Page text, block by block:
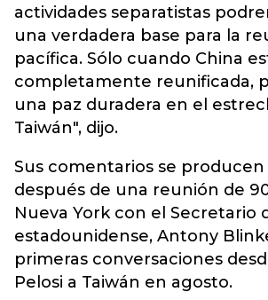
actividades separatistas
una verdadera base para la
pacífica. Sólo cuando China
completamente reunificada,
una paz duradera en el
Taiwán", dijo.
Sus comentarios se producen
después de una reunión de
Nueva York con el Secretario
estadounidense, Antony
primeras conversaciones
Pelosi a Taiwán en agosto.